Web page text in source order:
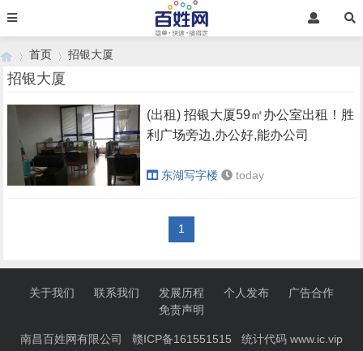
首页 招银大厦
招银大厦
(出租) 招银大厦59㎡办公室出租！胜
利广场旁边,办公好,能办公司
东湖写字楼 today
1
关于我们 联系我们 发展历程 个人发布
广告合作
免责声明
南昌百姓网有限公司 赣ICP备161551515 统计代码 www.ic.vip